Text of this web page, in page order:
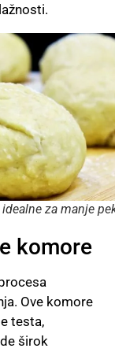
za manje
komore
Ove komore
testa,
širok